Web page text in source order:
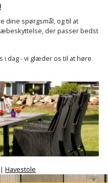
dine spørgsmål, og til at
der passer bedst
i dag - vi glæder os til at høre
| Havestole